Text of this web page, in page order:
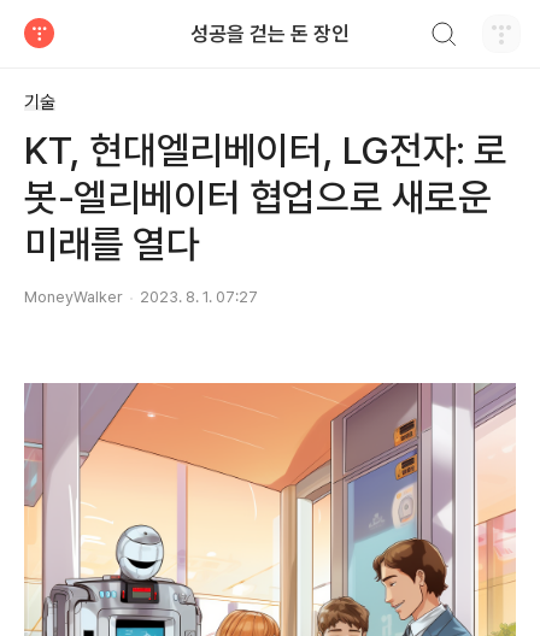
성공을 걷는 돈 장인
기술
KT, 현대엘리베이터, LG전자: 로
봇-엘리베이터 협업으로 새로운
미래를 열다
MoneyWalker 2023. 8. 1. 07:27